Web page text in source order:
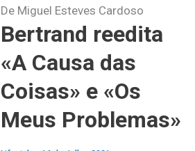
De Miguel Esteves Cardoso
Bertrand reedita
«A Causa das
Coisas» e «Os
Meus Problemas»